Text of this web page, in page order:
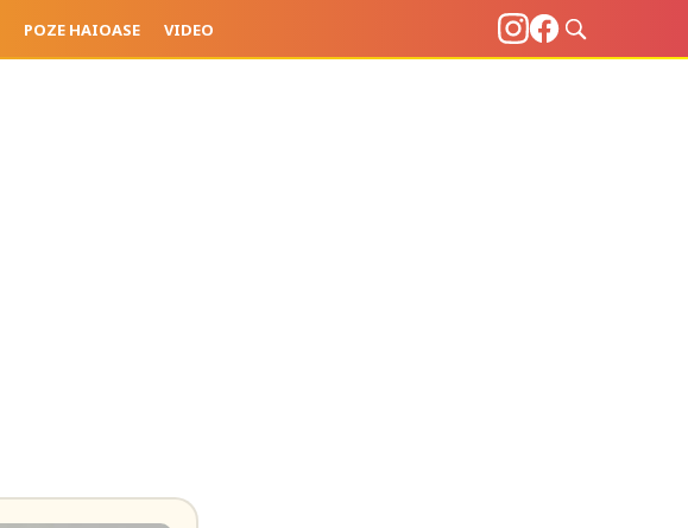
POZE HAIOASE VIDEO